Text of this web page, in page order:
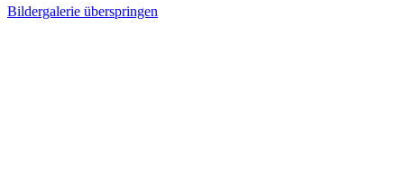
Bildergalerie überspringen